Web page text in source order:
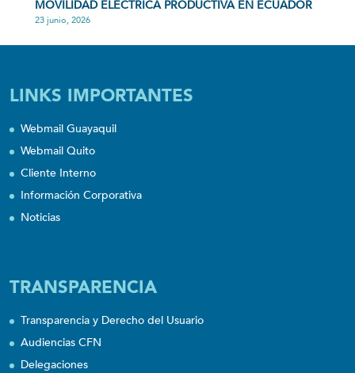
MOVILIDAD ELÉCTRICA PRODUCTIVA EN ECUADOR
23 junio, 2026
LINKS IMPORTANTES
Webmail Guayaquil
Webmail Quito
Cliente Interno
Información Corporativa
Noticias
TRANSPARENCIA
Transparencia y Derecho del Usuario
Audiencias CFN
Delegaciones